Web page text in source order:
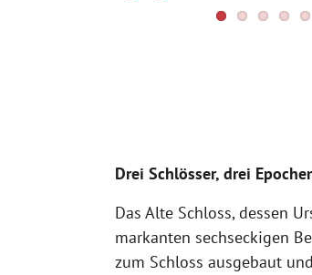
Drei Schlösser, drei
Das Alte Schloss, dessen
markanten sechseckigen
zum Schloss ausgebaut